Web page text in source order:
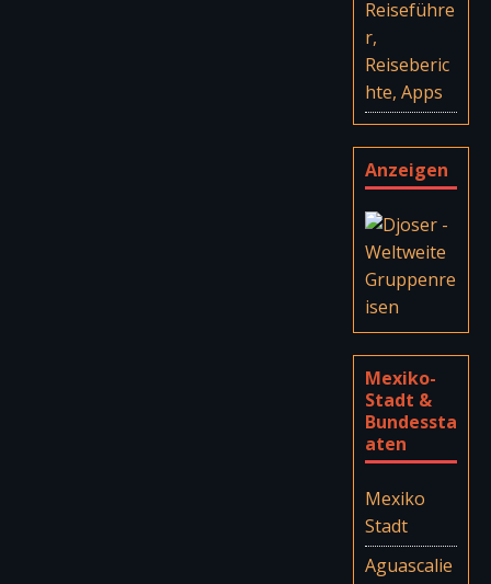
Reiseführe
r,
Reiseberic
hte, Apps
Anzeigen
Mexiko-
Stadt &
Bundessta
aten
Mexiko
Stadt
Aguascalie